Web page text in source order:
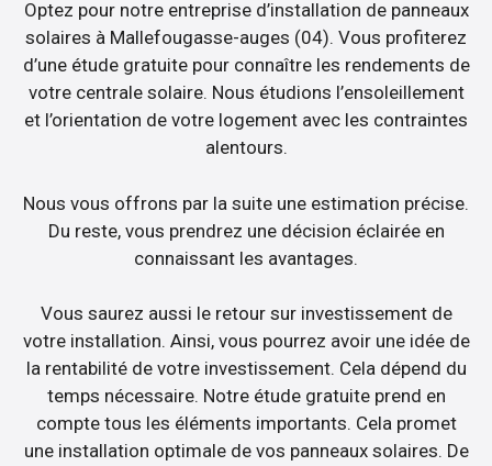
Optez pour notre entreprise d’installation de panneaux
solaires à Mallefougasse-auges (04). Vous profiterez
d’une étude gratuite pour connaître les rendements de
votre centrale solaire. Nous étudions l’ensoleillement
et l’orientation de votre logement avec les contraintes
alentours.
Nous vous offrons par la suite une estimation précise.
Du reste, vous prendrez une décision éclairée en
connaissant les avantages.
Vous saurez aussi le retour sur investissement de
votre installation. Ainsi, vous pourrez avoir une idée de
la rentabilité de votre investissement. Cela dépend du
temps nécessaire. Notre étude gratuite prend en
compte tous les éléments importants. Cela promet
une installation optimale de vos panneaux solaires. De